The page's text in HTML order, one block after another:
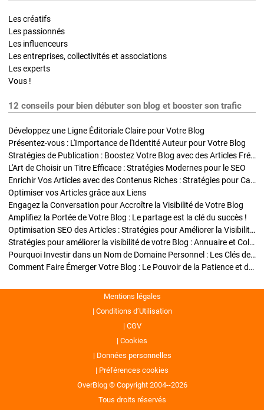
Les créatifs
Les passionnés
Les influenceurs
Les entreprises, collectivités et associations
Les experts
Vous !
12 conseils pour bien débuter son blog et booster son trafic
Développez une Ligne Éditoriale Claire pour Votre Blog
Présentez-vous : L'Importance de l'Identité Auteur pour Votre Blog
Stratégies de Publication : Boostez Votre Blog avec des Articles Fréquents et Exclusifs
L'Art de Choisir un Titre Efficace : Stratégies Modernes pour le SEO
Enrichir Vos Articles avec des Contenus Riches : Stratégies pour Captiver et Optimiser
Optimiser vos Articles grâce aux Liens
Engagez la Conversation pour Accroître la Visibilité de Votre Blog
Amplifiez la Portée de Votre Blog : Le partage est la clé du succès !
Optimisation SEO des Articles : Stratégies pour Améliorer la Visibilité de Votre Blog
Stratégies pour améliorer la visibilité de votre Blog : Annuaire et Collaborations
Pourquoi Investir dans un Nom de Domaine Personnel : Les Clés de la Réussite de Votre Blog
Comment Faire Émerger Votre Blog : Le Pouvoir de la Patience et de la Persévérance
Mentions légales
Conditions d’Utilisation
CGV
Cookies
Données personnelles
Préférences cookies
OverBlog © Copyright 2004--2026
Tous droits réservés